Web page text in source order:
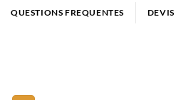
Passer
QUESTIONS FREQUENTES DEVIS